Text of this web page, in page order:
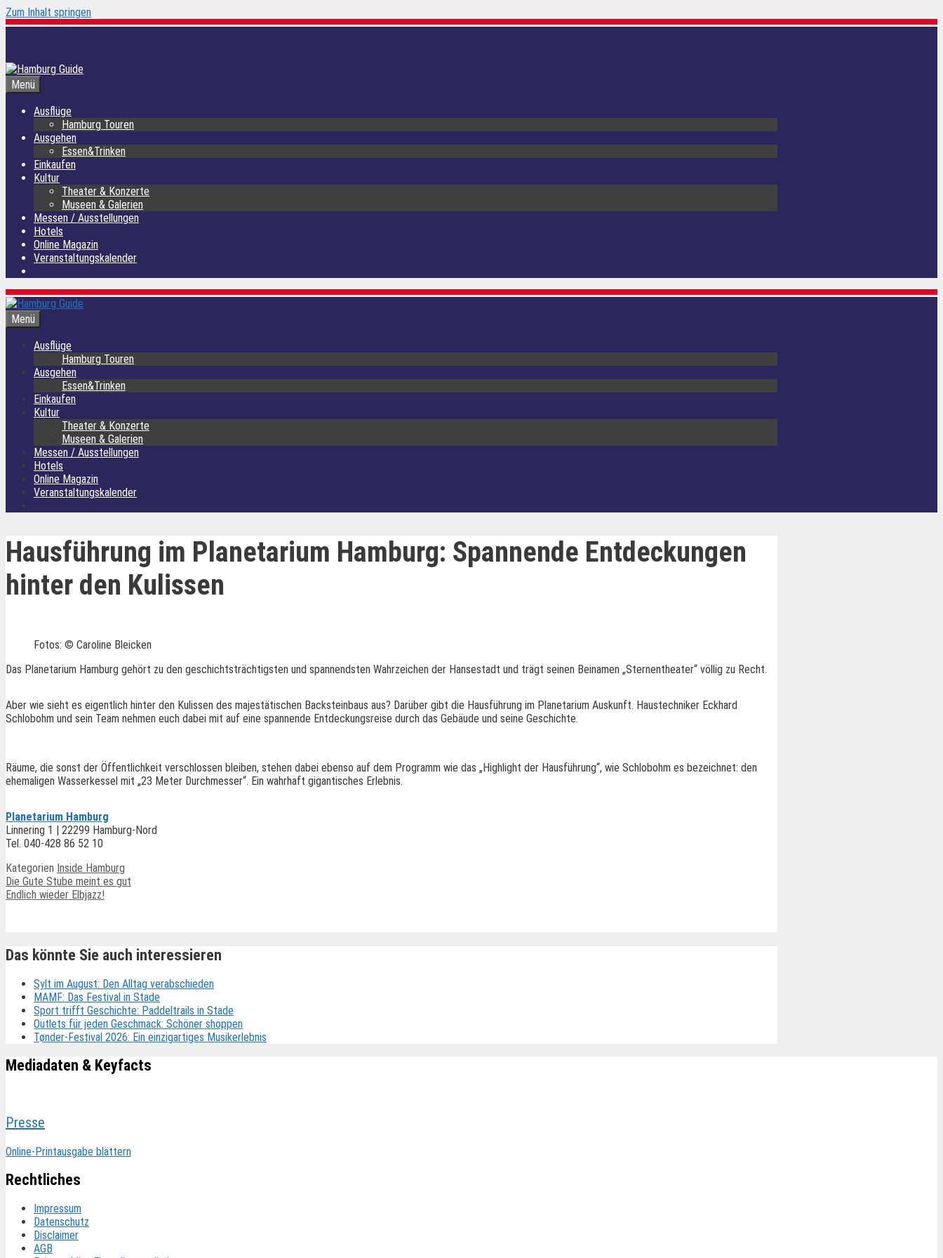
Zum Inhalt springen
Menü
Ausflüge
Hamburg Touren
Ausgehen
Essen&Trinken
Einkaufen
Kultur
Theater & Konzerte
Museen & Galerien
Messen / Ausstellungen
Hotels
Online Magazin
Veranstaltungskalender
Menü
Ausflüge
Hamburg Touren
Ausgehen
Essen&Trinken
Einkaufen
Kultur
Theater & Konzerte
Museen & Galerien
Messen / Ausstellungen
Hotels
Online Magazin
Veranstaltungskalender
Hausführung im Planetarium Hamburg: Spannende Entdeckungen
hinter den Kulissen
Fotos: © Caroline Bleicken
Das Planetarium Hamburg gehört zu den geschichtsträchtigsten und spannendsten Wahrzeichen der Hansestadt und trägt seinen Beinamen „Sternentheater“ völlig zu Recht.
Aber wie sieht es eigentlich hinter den Kulissen des majestätischen Backsteinbaus aus? Darüber gibt die Hausführung im Planetarium Auskunft. Haustechniker Eckhard
Schlobohm und sein Team nehmen euch dabei mit auf eine spannende Entdeckungsreise durch das Gebäude und seine Geschichte.
Räume, die sonst der Öffentlichkeit verschlossen bleiben, stehen dabei ebenso auf dem Programm wie das „Highlight der Hausführung“, wie Schlobohm es bezeichnet: den
ehemaligen Wasserkessel mit „23 Meter Durchmesser“. Ein wahrhaft gigantisches Erlebnis.
Planetarium Hamburg
Linnering 1 | 22299 Hamburg-Nord
Tel. 040-428 86 52 10
Kategorien Inside Hamburg
Die Gute Stube meint es gut
Endlich wieder Elbjazz!
Das könnte Sie auch interessieren
Sylt im August: Den Alltag verabschieden
MAMF: Das Festival in Stade
Sport trifft Geschichte: Paddeltrails in Stade
Outlets für jeden Geschmack: Schöner shoppen
Tønder-Festival 2026: Ein einzigartiges Musikerlebnis
Mediadaten & Keyfacts
Presse
Online-Printausgabe blättern
Rechtliches
Impressum
Datenschutz
Disclaimer
AGB